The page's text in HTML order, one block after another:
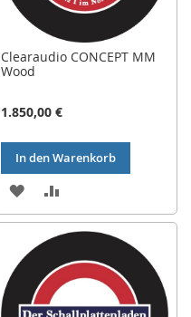
Clearaudio CONCEPT MM
Wood
1.850,00 €
In den Warenkorb
ZUR
WUNSCHLISTE
HINZUFÜGEN
VERGLEICHSLISTE
HINZUFÜGEN